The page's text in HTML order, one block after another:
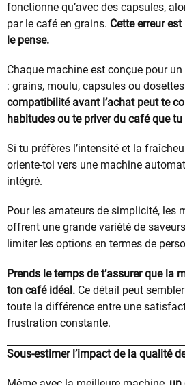
fonctionne qu’avec des capsules,
par le café en grains. Cette erreur
le pense.
Chaque machine est conçue pour
: grains, moulu, capsules ou
compatibilité avant l’achat peut te
habitudes ou te priver du café que
Si tu préfères l’intensité et la
oriente-toi vers une machine
intégré.
Pour les amateurs de simplicité, les
offrent une grande variété de
limiter les options en termes de
Prends le temps de t’assurer que la
ton café idéal. Ce détail peut
toute la différence entre une
frustration constante.
Sous-estimer l’impact de la qualité